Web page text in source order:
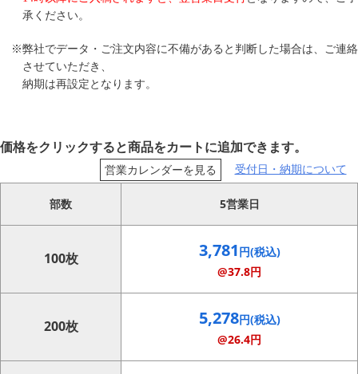
承ください。
※弊社でデータ・ご注文内容に不備があると判断した場合は、ご連絡
させていただき、
納期は再設定となります。
価格をクリックすると商品をカートに追加できます。
受付日・納期について
営業カレンダーを見る
部数 5営業日
100枚 3,781円(税込)
@37.8円
200枚 5,278円(税込)
@26.4円